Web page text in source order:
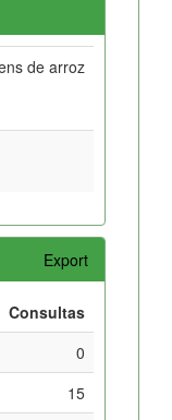
de arroz
Export
Consultas
0
15